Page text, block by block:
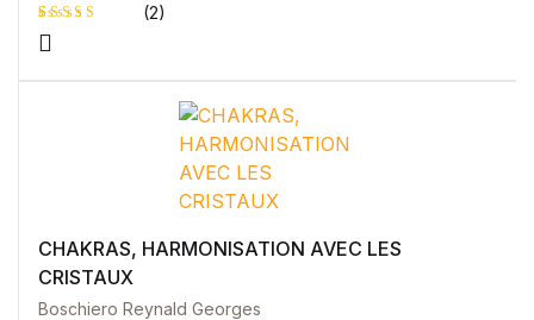
Noté
sur
2
(2)
CHAKRAS, HARMONISATION AVEC LES
CRISTAUX
Boschiero Reynald Georges